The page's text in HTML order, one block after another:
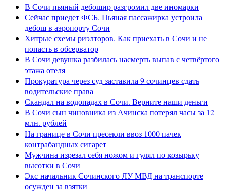
В Сочи пьяный дебошир разгромил две иномарки
Сейчас приедет ФСБ. Пьяная пассажирка устроила
дебош в аэропорту Сочи
Хитрые схемы риэлторов. Как приехать в Сочи и не
попасть в обсерватор
В Сочи девушка разбилась насмерть выпав с четвёртого
этажа отеля
Прокуратура через суд заставила 9 сочинцев сдать
водительские права
Скандал на водопадах в Сочи. Верните наши деньги
В Сочи сын чиновника из Ачинска потерял часы за 12
млн. рублей
На границе в Сочи пресекли ввоз 1000 пачек
контрабандных сигарет
Мужчина изрезал себя ножом и гулял по козырьку
высотки в Сочи
Экс-начальник Сочинского ЛУ МВД на транспорте
осужден за взятки